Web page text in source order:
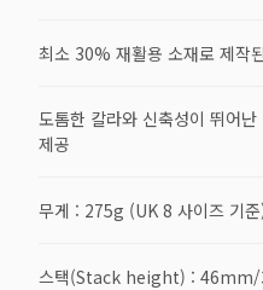
최소 30% 재활용 소재로 제작
도톰한 칼라와 신축성이 뛰어
제공
무게 : 275g (UK 8 사이즈 기
스택(Stack height) :